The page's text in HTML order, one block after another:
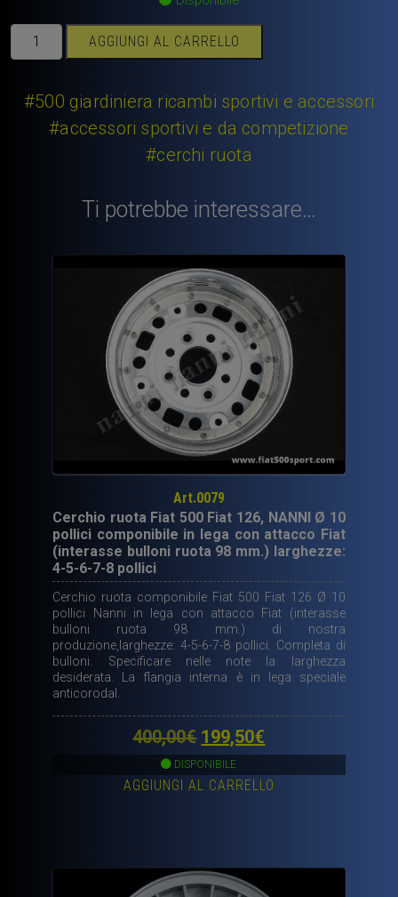
Bullone
conico
Fiat.
12x1,5x36
AGGIUNGI AL CARRELLO
#500 giardiniera ricambi sportivi e accessori
#accessori sportivi e da competizione
#cerchi ruota
Ti potrebbe interessare…
Art.0079
Cerchio ruota Fiat 500 Fiat 126, NANNI Ø 10
pollici componibile in lega con attacco Fiat
(interasse bulloni ruota 98 mm.) larghezze:
4-5-6-7-8 pollici
Cerchio ruota componibile Fiat 500 Fiat 126 Ø 10
pollici Nanni in lega con attacco Fiat (interasse
bulloni ruota 98 mm.) di nostra
produzione,larghezze: 4-5-6-7-8 pollici. Completa di
bulloni. Specificare nelle note la larghezza
desiderata. La flangia interna è in lega speciale
anticorodal.
400,00€ Il
prezzo
originale
199,50€
attuale
DISPONIBILE
AGGIUNGI AL CARRELLO